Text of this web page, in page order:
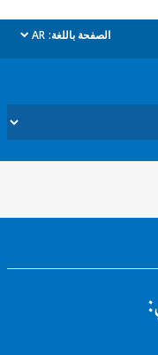
الصفحة باللغة: AR
dropdown